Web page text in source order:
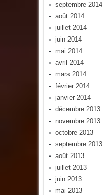
septembre 2014
août 2014
juillet 2014
juin 2014
mai 2014
avril 2014
mars 2014
février 2014
janvier 2014
décembre 2013
novembre 2013
octobre 2013
septembre 2013
août 2013
juillet 2013
juin 2013
mai 2013